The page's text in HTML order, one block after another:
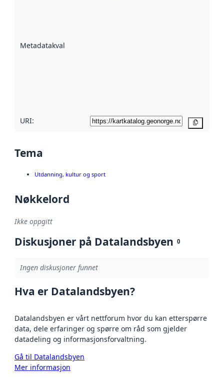
Metadatakvalitet
URI:
Tema
Utdanning, kultur og sport
Nøkkelord
Ikke oppgitt
Diskusjoner på Datalandsbyen 0
Ingen diskusjoner funnet
Hva er Datalandsbyen?
Datalandsbyen er vårt nettforum hvor du kan etterspørre
data, dele erfaringer og spørre om råd som gjelder
datadeling og informasjonsforvaltning.
Gå til Datalandsbyen
Mer informasjon